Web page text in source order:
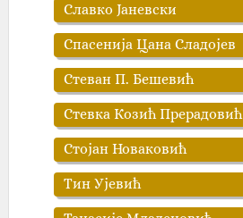
Славко Јаневски
Спасенија Цана Сладојев
Стеван П. Бешевић
Стевка Козић Прерадовић
Стојан Новаковић
Тин Ујевић